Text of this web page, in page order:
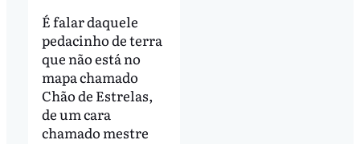
É falar daquele
pedacinho de terra
que não está no
mapa chamado
Chão de Estrelas,
de um cara
chamado mestre